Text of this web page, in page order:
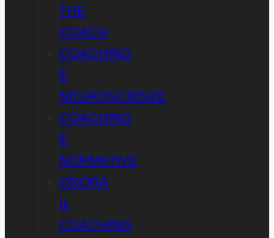
THE
COACH
COACHING
E
NEUROSCIENZE
COACHING
E
NORMATIVE
ONORA
IL
COACHING